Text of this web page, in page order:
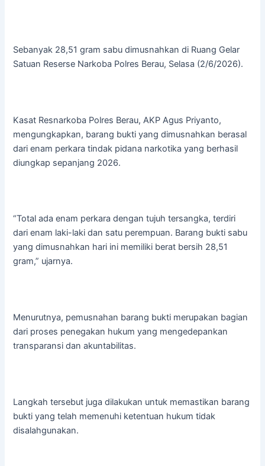
Sebanyak 28,51 gram sabu dimusnahkan di Ruang Gelar
Satuan Reserse Narkoba Polres Berau, Selasa (2/6/2026).
Kasat Resnarkoba Polres Berau, AKP Agus Priyanto,
mengungkapkan, barang bukti yang dimusnahkan berasal
dari enam perkara tindak pidana narkotika yang berhasil
diungkap sepanjang 2026.
“Total ada enam perkara dengan tujuh tersangka, terdiri
dari enam laki-laki dan satu perempuan. Barang bukti sabu
yang dimusnahkan hari ini memiliki berat bersih 28,51
gram,” ujarnya.
Menurutnya, pemusnahan barang bukti merupakan bagian
dari proses penegakan hukum yang mengedepankan
transparansi dan akuntabilitas.
Langkah tersebut juga dilakukan untuk memastikan barang
bukti yang telah memenuhi ketentuan hukum tidak
disalahgunakan.